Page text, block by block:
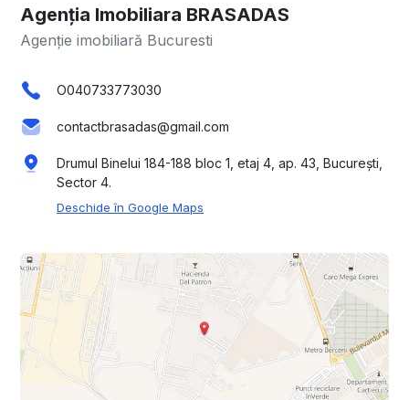
Agenția Imobiliara BRASADAS
Agenție imobiliară Bucuresti
O040733773030
contactbrasadas@gmail.com
Drumul Binelui 184-188 bloc 1, etaj 4, ap. 43, București,
Sector 4.
Deschide în Google Maps